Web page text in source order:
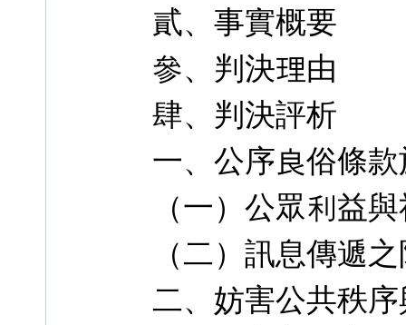
貳、事實概要
參、判決理由
肆、判決評析
一、公序良俗條
（一）公眾利益
（二）訊息傳遞
二、妨害公共秩